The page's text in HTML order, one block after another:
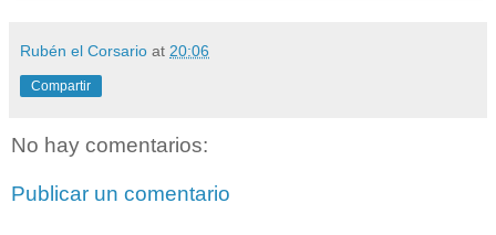
Rubén el Corsario at 20:06
Compartir
No hay comentarios:
Publicar un comentario